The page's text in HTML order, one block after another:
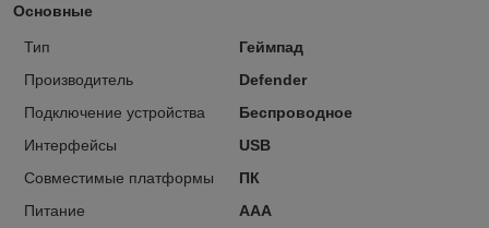
Основные
Тип
Геймпад
Производитель
Defender
Подключение устройства
Беспроводное
Интерфейсы
USB
Совместимые платформы
ПК
Питание
AAA